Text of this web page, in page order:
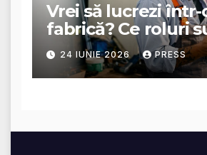
Vrei să lucrezi într-
fabrică? Ce roluri
disponibile și ce
acestea
24 IUNIE 2026 PRESS